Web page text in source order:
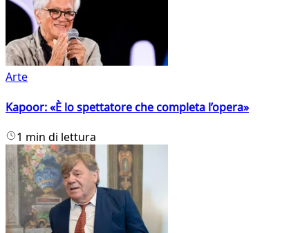
Arte
Kapoor: «È lo spettatore che completa l’opera»
1 min di lettura